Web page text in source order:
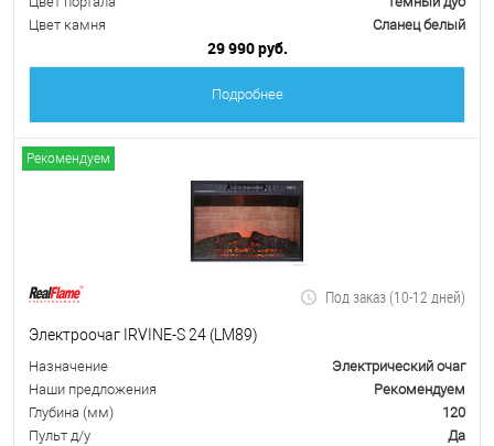
Цвет камня
Сланец белый
29 990 руб.
Подробнее
Рекомендуем
Под заказ (10-12 дней)
Электроочаг IRVINE-S 24 (LM89)
Назначение
Электрический очаг
Наши предложения
Рекомендуем
Глубина (мм)
120
Пульт д/у
Да